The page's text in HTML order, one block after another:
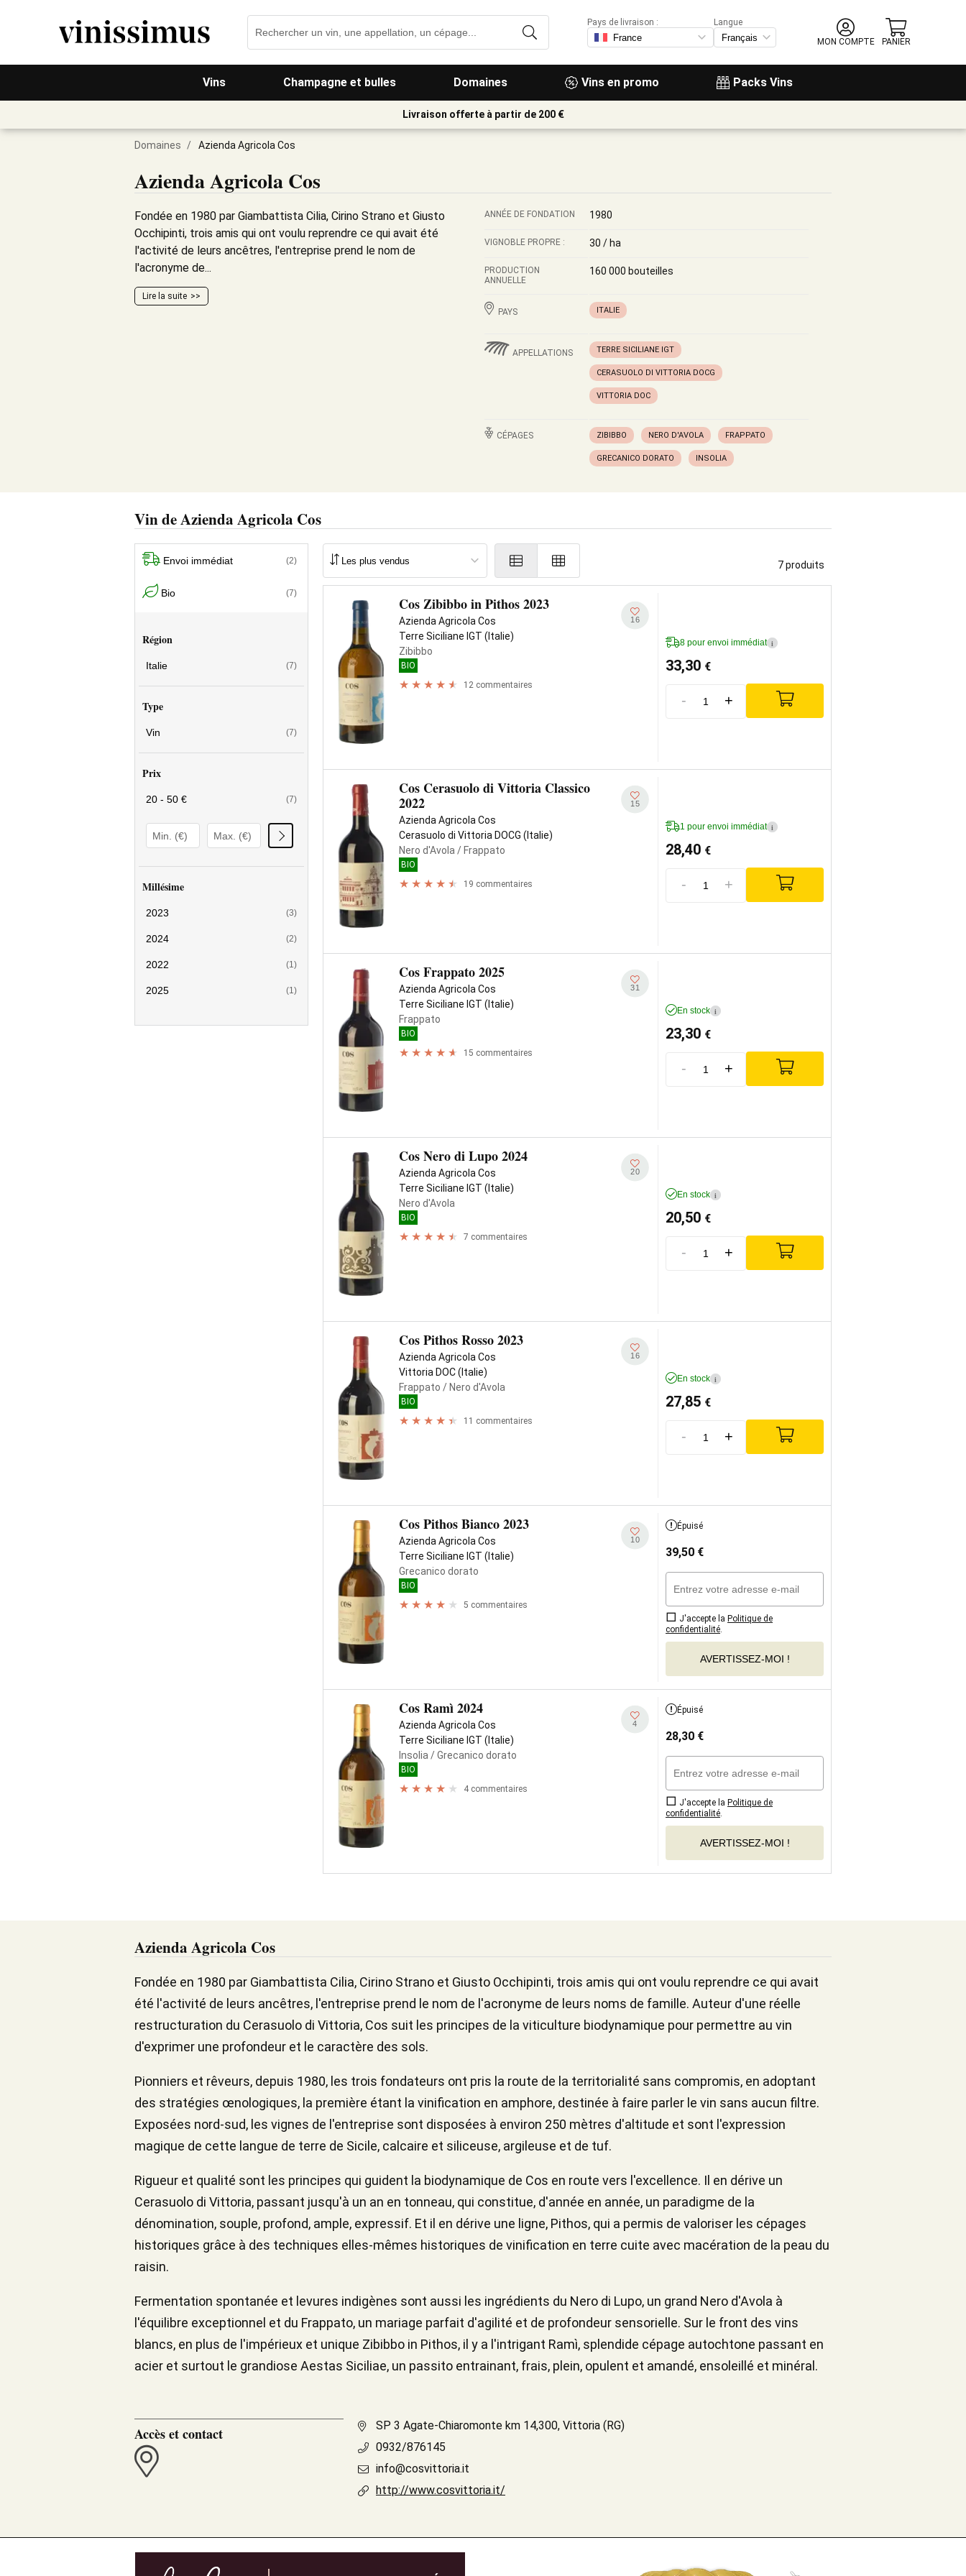
Vins Champagne et bulles Domaines Vins en promo Packs Vins
Pays de livraison :
Langue
MON COMPTE
PANIER
Livraison offerte à partir de 200 €
Domaines / Azienda Agricola Cos
Azienda Agricola Cos
Fondée en 1980 par Giambattista Cilia, Cirino Strano et Giusto
Occhipinti, trois amis qui ont voulu reprendre ce qui avait été
l'activité de leurs ancêtres, l'entreprise prend le nom de
l'acronyme de...
Lire la suite
ANNÉE DE FONDATION 1980
VIGNOBLE PROPRE : 30 / ha
PRODUCTION
ANNUELLE
160 000 bouteilles
PAYS ITALIE
APPELLATIONS TERRE SICILIANE IGT
CERASUOLO DI VITTORIA DOCG
VITTORIA DOC
CÉPAGES ZIBIBBO NERO D'AVOLA FRAPPATO
GRECANICO DORATO INSOLIA
Vin de Azienda Agricola Cos
Envoi immédiat (2)
Bio (7)
Région
Italie (7)
Type
Vin (7)
Prix
20 - 50 € (7)
Millésime
2023 (3)
2024 (2)
2022 (1)
2025 (1)
7 produits
Cos Zibibbo in Pithos 2023
Azienda Agricola Cos
Terre Siciliane IGT (Italie)
Zibibbo
BIO
12 commentaires
16
8 pour envoi immédiat i
33,30 €
- +
Cos Cerasuolo di Vittoria Classico
2022
Azienda Agricola Cos
Cerasuolo di Vittoria DOCG (Italie)
Nero d'Avola / Frappato
BIO
19 commentaires
15
1 pour envoi immédiat i
28,40 €
- +
Cos Frappato 2025
Azienda Agricola Cos
Terre Siciliane IGT (Italie)
Frappato
BIO
15 commentaires
31
En stock i
23,30 €
- +
Cos Nero di Lupo 2024
Azienda Agricola Cos
Terre Siciliane IGT (Italie)
Nero d'Avola
BIO
7 commentaires
20
En stock i
20,50 €
- +
Cos Pithos Rosso 2023
Azienda Agricola Cos
Vittoria DOC (Italie)
Frappato / Nero d'Avola
BIO
11 commentaires
16
En stock i
27,85 €
- +
Cos Pithos Bianco 2023
Azienda Agricola Cos
Terre Siciliane IGT (Italie)
Grecanico dorato
BIO
5 commentaires
10
Épuisé
39,50 €
J'accepte la Politique de
confidentialité
AVERTISSEZ-MOI !
Cos Ramì 2024
Azienda Agricola Cos
Terre Siciliane IGT (Italie)
Insolia / Grecanico dorato
BIO
4 commentaires
4
Épuisé
28,30 €
J'accepte la Politique de
confidentialité
AVERTISSEZ-MOI !
Azienda Agricola Cos
Fondée en 1980 par Giambattista Cilia, Cirino Strano et Giusto Occhipinti, trois amis qui ont voulu reprendre ce qui avait
été l'activité de leurs ancêtres, l'entreprise prend le nom de l'acronyme de leurs noms de famille. Auteur d'une réelle
restructuration du Cerasuolo di Vittoria, Cos suit les principes de la viticulture biodynamique pour permettre au vin
d'exprimer une profondeur et le caractère des sols.
Pionniers et rêveurs, depuis 1980, les trois fondateurs ont pris la route de la territorialité sans compromis, en adoptant
des stratégies œnologiques, la première étant la vinification en amphore, destinée à faire parler le vin sans aucun filtre.
Exposées nord-sud, les vignes de l'entreprise sont disposées à environ 250 mètres d'altitude et sont l'expression
magique de cette langue de terre de Sicile, calcaire et siliceuse, argileuse et de tuf.
Rigueur et qualité sont les principes qui guident la biodynamique de Cos en route vers l'excellence. Il en dérive un
Cerasuolo di Vittoria, passant jusqu'à un an en tonneau, qui constitue, d'année en année, un paradigme de la
dénomination, souple, profond, ample, expressif. Et il en dérive une ligne, Pithos, qui a permis de valoriser les cépages
historiques grâce à des techniques elles-mêmes historiques de vinification en terre cuite avec macération de la peau du
raisin.
Fermentation spontanée et levures indigènes sont aussi les ingrédients du Nero di Lupo, un grand Nero d'Avola à
l'équilibre exceptionnel et du Frappato, un mariage parfait d'agilité et de profondeur sensorielle. Sur le front des vins
blancs, en plus de l'impérieux et unique Zibibbo in Pithos, il y a l'intrigant Ramì, splendide cépage autochtone passant en
acier et surtout le grandiose Aestas Siciliae, un passito entrainant, frais, plein, opulent et amandé, ensoleillé et minéral.
Accès et contact
SP 3 Agate-Chiaromonte km 14,300, Vittoria (RG)
0932/876145
info@cosvittoria.it
http://www.cosvittoria.it/